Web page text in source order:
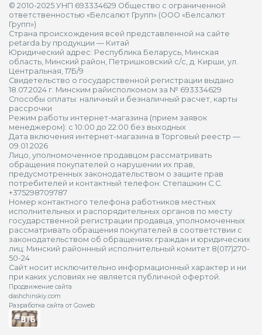
© 2010-2025 УНП 693334629 Общество с ограниченной
ответственностью «Белсалют Групп» (ООО «Белсалют
Групп»)
Страна происхождения всей представленной на сайте
petarda.by продукции — Китай
Юридический адрес: Республика Беларусь, Минская
область, Минский район, Петришковский с/с, д. Кирши, ул.
Центральная, 17Б/9
Свидетельство о государственной регистрации выдано
18.07.2024 г. Минским райисполкомом за № 693334629
Способы оплаты: наличный и безналичный расчет, карты
рассрочки
Режим работы интернет-магазина (прием заявок
менеджером): с 10:00 до 22:00 без выходных
Дата включения интернет-магазина в Торговый реестр —
09.01.2026
Лицо, уполномоченное продавцом рассматривать
обращения покупателей о нарушении их прав,
предусмотренных законодательством о защите прав
потребителей и контактный телефон: Степашкин С.С.
+375298709787
Номер контактного телефона работников местных
исполнительных и распорядительных органов по месту
государственной регистрации продавца, уполномоченных
рассматривать обращения покупателей в соответствии с
законодательством об обращениях граждан и юридических
лиц: Минский районнный исполнительный комитет 8(017)270-
50-24
Сайт носит исключительно информационный характер и ни
при каких условиях не является публичной офертой.
Продвижение сайта
dashchinskiy.com
Разработка сайта от Goweb